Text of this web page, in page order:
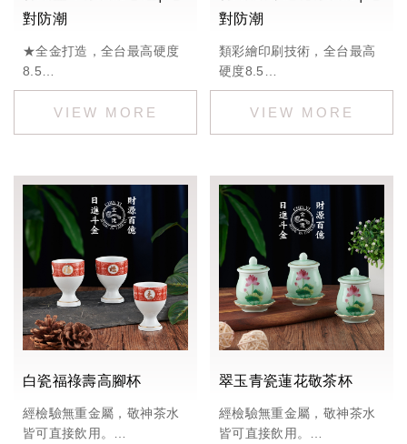
對防潮
★全金打造，全台最高硬度
8.5
定價：60000
對防潮
類彩繪印刷技術，全台最高
硬度8.5
定價：32000
白瓷福祿壽高腳杯
經檢驗無重金屬，敬神茶水
皆可直接飲用。
翠玉青瓷蓮花敬茶杯
經檢驗無重金屬，敬神茶水
皆可直接飲用。